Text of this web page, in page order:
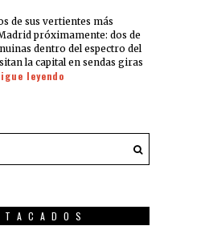
de sus vertientes más
próximamente: dos de
dentro del espectro del
la capital en sendas giras
leyendo